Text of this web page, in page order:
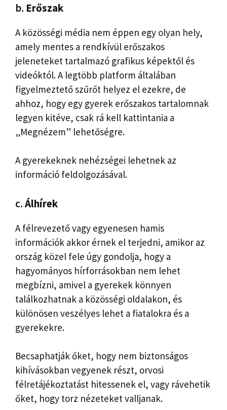
b. Erőszak
A közösségi média nem éppen egy olyan hely,
amely mentes a rendkívül erőszakos
jeleneteket tartalmazó grafikus képektől és
videóktól. A legtöbb platform általában
figyelmeztető szűrőt helyez el ezekre, de
ahhoz, hogy egy gyerek erőszakos tartalomnak
legyen kitéve, csak rá kell kattintania a
„Megnézem” lehetőségre.
A gyerekeknek nehézségei lehetnek az
információ feldolgozásával.
c.Álhírek
A félrevezető vagy egyenesen hamis
információk akkor érnek el terjedni, amikor az
ország közel fele úgy gondolja, hogy a
hagyományos hírforrásokban nem lehet
megbízni, amivel a gyerekek könnyen
találkozhatnak a közösségi oldalakon, és
különösen veszélyes lehet a fiatalokra és a
gyerekekre.
Becsaphatják őket, hogy nem biztonságos
kihívásokban vegyenek részt, orvosi
félretájékoztatást hitessenek el, vagy rávehetik
őket, hogy torz nézeteket valljanak.